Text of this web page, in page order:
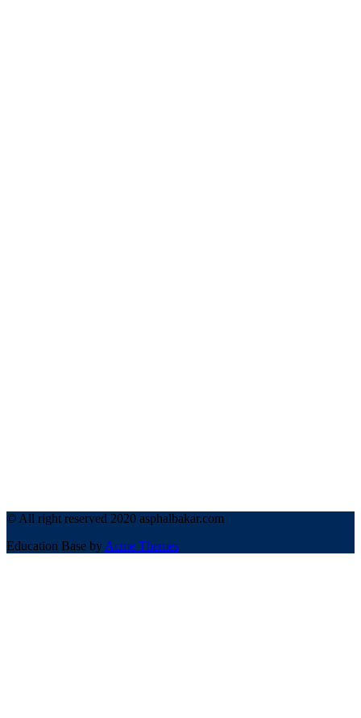
© All right reserved 2020 asphalbakar.com
Education Base by Acme Themes